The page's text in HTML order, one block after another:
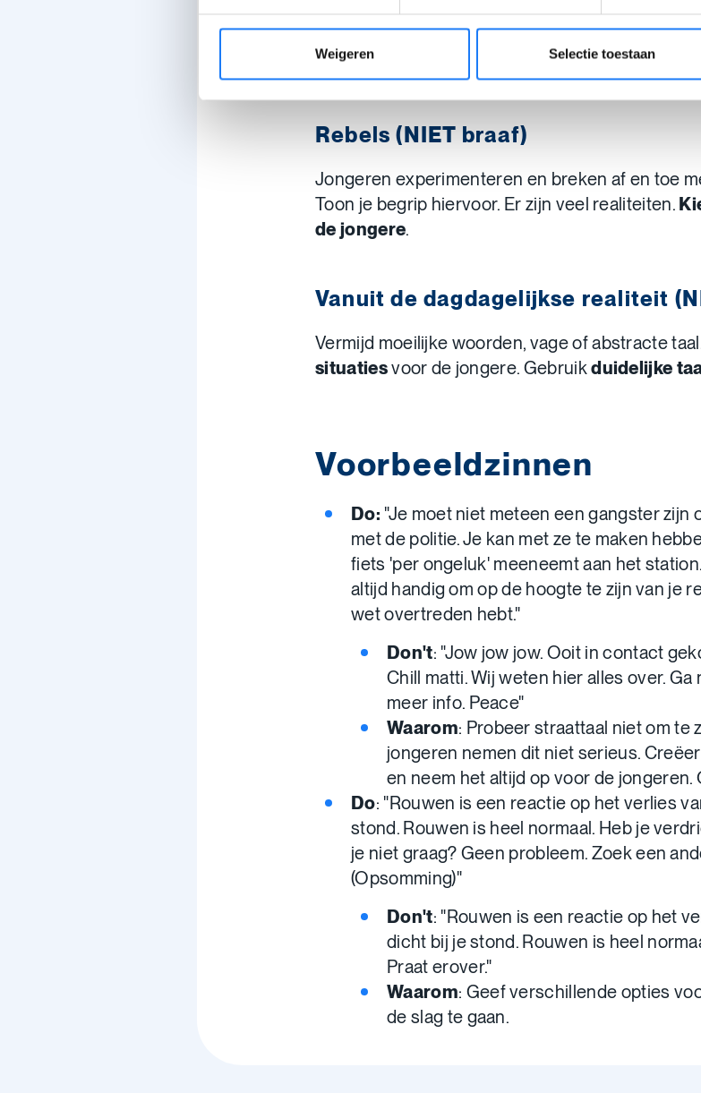
Weigeren Selectie toestaan
Je mag humor gebruiken, maar dat moet zeker
iedereen snapt (dezelfde) humor.
Rebels (NIET braaf)
Jongeren experimenteren en breken af en toe
Toon je begrip hiervoor. Er zijn veel realiteiten.
de jongere.
Vanuit de dagdagelijkse realiteit
Vermijd moeilijke woorden, vage of abstracte
situatiesvoor de jongere. Gebruikduidelijke
Voorbeeldzinnen
Do: "Je moet niet meteen een gangster zijn
met de politie. Je kan met ze te maken
fiets 'per ongeluk' meeneemt aan het
altijd handig om op de hoogte te zijn van je
wet overtreden hebt."
Don't: "Jow jow jow. Ooit in contact
Chill matti. Wij weten hier alles over.
meer info. Peace"
Waarom: Probeer straattaal niet om te
jongeren nemen dit niet serieus.
en neem het altijd op voor de jongeren.
Do: "Rouwen is een reactie op het verlies
stond. Rouwen is heel normaal. Heb je
je niet graag? Geen probleem. Zoek een
(Opsomming)"
Don't: "Rouwen is een reactie op het
dicht bij je stond. Rouwen is heel
Praat erover."
Waarom: Geef verschillende opties
de slag te gaan.